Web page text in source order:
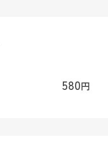
580円